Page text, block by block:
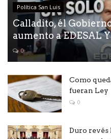
Política San Luis
Calladito, él
aumento a EDESAL
0
Como
fueran Ley
0
Duro revés